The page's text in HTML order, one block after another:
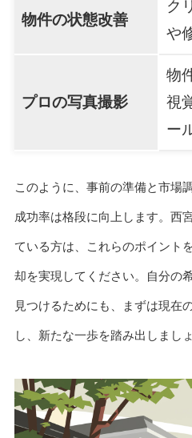
物件の状態改善
ク
や
プロの写真撮影
物
視
ー
このように、事前の準備と市場
成功率は格段に向上します。西
ている方は、これらのポイント
却を実現してください。自分の
見つけるためにも、まずは現在
し、新たな一歩を踏み出しましょ